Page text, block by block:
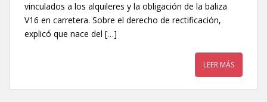
vinculados a los alquileres y la obligación de la baliza
V16 en carretera. Sobre el derecho de rectificación,
explicó que nace del […]
LEER MÁS